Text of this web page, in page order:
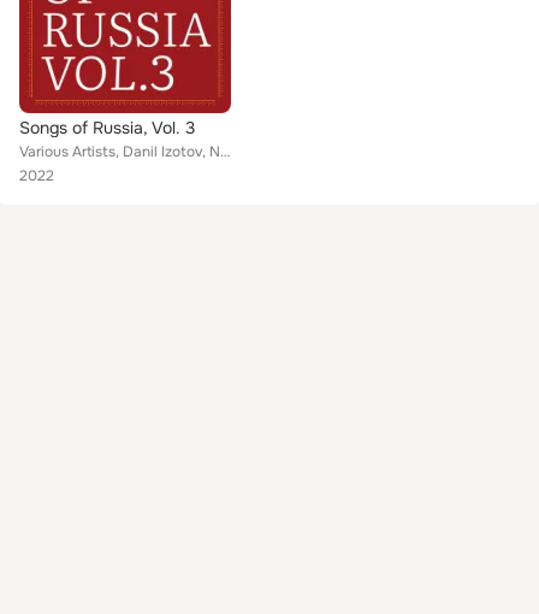
Songs of Russia, Vol. 3
Various Artists, Danil Izotov, Nikolay Kozlov, Vladimir Krysanov, Alexey Mekhnetsov, Dmitry Paramonov, Valery Porvin, Artyom Pon...
2022